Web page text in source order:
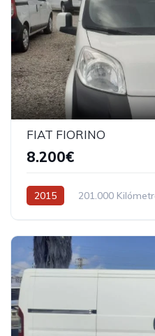
FIAT FIORINO
8.200€
2015 201.000